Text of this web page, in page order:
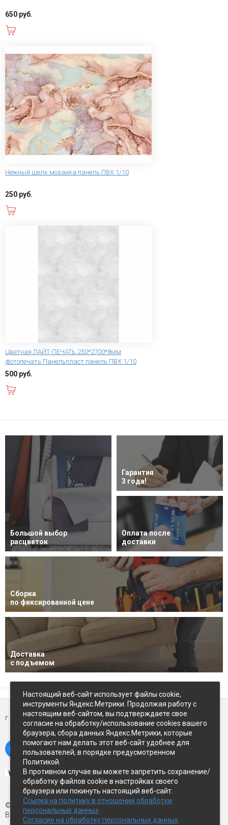
650 руб.
Нежный шелк мозаика панель ПВХ 1/10
250 руб.
Цветная ЛАЙТ-ПЕЧАТЬ 250*2700*8мм
фотопечать Панельпласт панель ПВХ 1/10
500 руб.
Большой выбор
расцветок
Гарантия
3 года!
Оплата после
доставки
Сборка
по фиксированной цене
Доставка
с подъемом
г. Петропавловск-Камчатский,ул Восточное-шоссе, д.5
© Экспострой, 2026 г.
Все права защищены
Настоящий веб-сайт использует файлы cookie,
инструменты Яндекс.Метрики. Продолжая работу с
настоящим веб-сайтом, вы подтверждаете свое
согласие на обработку/использование cookies вашего
браузера, сбора данных Яндекс.Метрики, которые
помогают нам делать этот веб-сайт удобнее для
пользователей, в порядке предусмотренном
Политикой.
В противном случае вы можете запретить сохранение/
обработку файлов cookie в настройках своего
браузера или покинуть настоящий веб-сайт.
Ссылка на политику в отношении обработки
персональных данных
Согласие на обработку персональных данных